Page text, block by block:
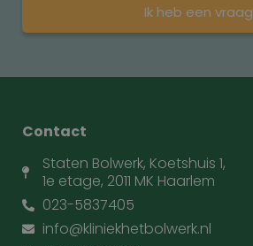
Ik heb een vraag
Contact
Staten Bolwerk, Koetshuis 1,
1e etage, 2011 MK Haarlem
023-5837405
info@kliniekhetbolwerk.nl